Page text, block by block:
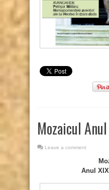
Mozaicul
Leave a comment
Anul